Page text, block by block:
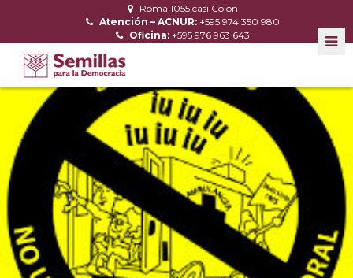
Roma 1055 casi Colón
Atención – ACNUR: +595 974 350 980
Oficina: +595 976 963 643